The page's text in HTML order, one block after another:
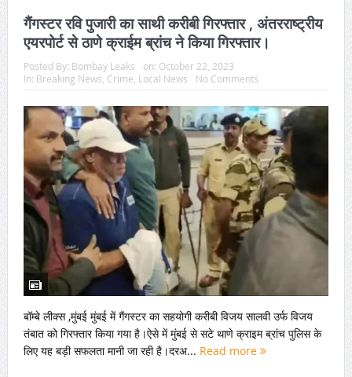
गैंगस्टर रवि पुजारी का साथी करीबी गिरफ्तार , अंतरराष्ट्रीय
एयरपोर्ट से ठाणे क्राईम ब्रांच ने किया गिरफ्तार।
Posted By: Bombay Leaks on: October 22, 2023
In: Breaking News Crime Local News No Comments
बॉम्बे लीक्स ,मुंबई मुंबई में गैंगस्टर का सहयोगी करीबी विजय सालवी उर्फ विजय
तंबात को गिरफ्तार किया गया है।ऐसे में मुंबई से सटे थाणे क्राइम ब्रांच पुलिस के
लिए यह बड़ी सफलता मानी जा रही है।दरअ... Read more